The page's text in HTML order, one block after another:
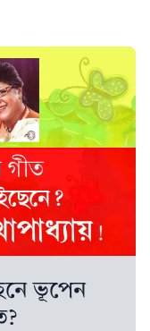
ভূপেন